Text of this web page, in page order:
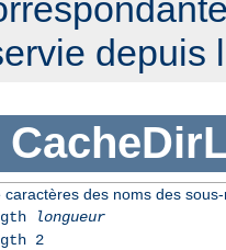
depuis
caractères des noms des
longueur
2